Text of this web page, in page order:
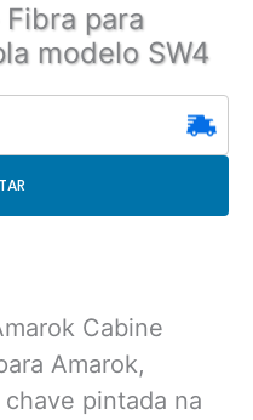
Fibra para
modelo SW4
Cabine
Amarok,
pintada na